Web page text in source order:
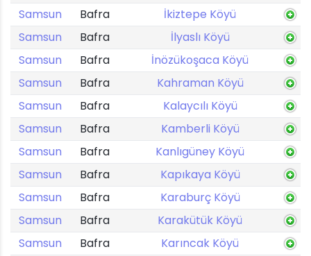
Samsun
Bafra
İkiztepe Köyü
Samsun
Bafra
İlyaslı Köyü
Samsun
Bafra
İnözükoşaca Köyü
Samsun
Bafra
Kahraman Köyü
Samsun
Bafra
Kalaycılı Köyü
Samsun
Bafra
Kamberli Köyü
Samsun
Bafra
Kanlıgüney Köyü
Samsun
Bafra
Kapıkaya Köyü
Samsun
Bafra
Karaburç Köyü
Samsun
Bafra
Karakütük Köyü
Samsun
Bafra
Karıncak Köyü